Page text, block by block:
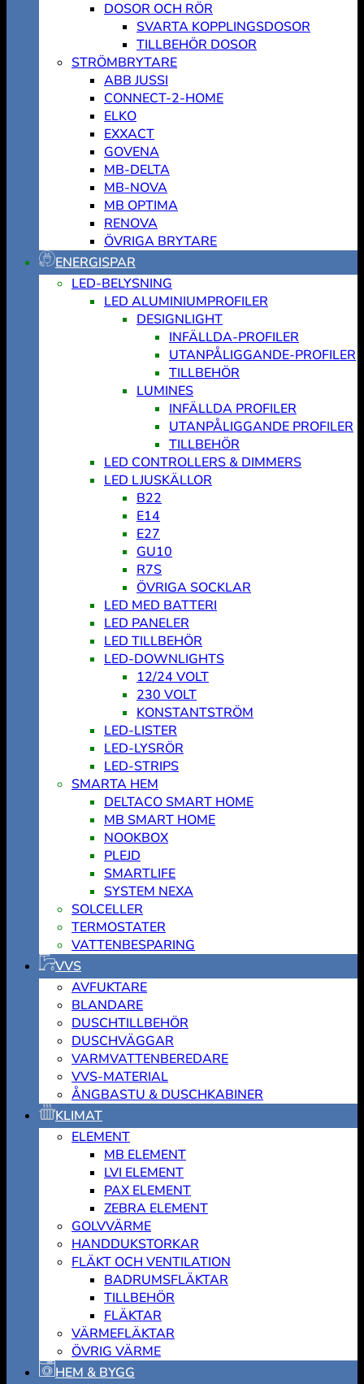
DOSOR OCH RÖR
SVARTA KOPPLINGSDOSOR
TILLBEHÖR DOSOR
STRÖMBRYTARE
ABB JUSSI
CONNECT-2-HOME
ELKO
EXXACT
GOVENA
MB-DELTA
MB-NOVA
MB OPTIMA
RENOVA
ÖVRIGA BRYTARE
ENERGISPAR
LED-BELYSNING
LED ALUMINIUMPROFILER
DESIGNLIGHT
INFÄLLDA-PROFILER
UTANPÅLIGGANDE-PROFILER
TILLBEHÖR
LUMINES
INFÄLLDA PROFILER
UTANPÅLIGGANDE PROFILER
TILLBEHÖR
LED CONTROLLERS & DIMMERS
LED LJUSKÄLLOR
B22
E14
E27
GU10
R7S
ÖVRIGA SOCKLAR
LED MED BATTERI
LED PANELER
LED TILLBEHÖR
LED-DOWNLIGHTS
12/24 VOLT
230 VOLT
KONSTANTSTRÖM
LED-LISTER
LED-LYSRÖR
LED-STRIPS
SMARTA HEM
DELTACO SMART HOME
MB SMART HOME
NOOKBOX
PLEJD
SMARTLIFE
SYSTEM NEXA
SOLCELLER
TERMOSTATER
VATTENBESPARING
VVS
AVFUKTARE
BLANDARE
DUSCHTILLBEHÖR
DUSCHVÄGGAR
VARMVATTENBEREDARE
VVS-MATERIAL
ÅNGBASTU & DUSCHKABINER
KLIMAT
ELEMENT
MB ELEMENT
LVI ELEMENT
PAX ELEMENT
ZEBRA ELEMENT
GOLVVÄRME
HANDDUKSTORKAR
FLÄKT OCH VENTILATION
BADRUMSFLÄKTAR
TILLBEHÖR
FLÄKTAR
VÄRMEFLÄKTAR
ÖVRIG VÄRME
HEM & BYGG